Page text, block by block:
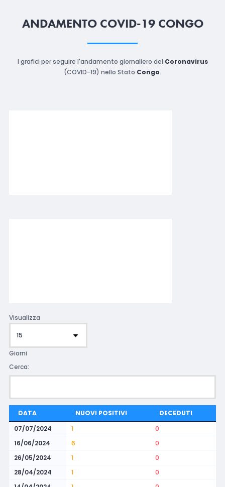
ANDAMENTO COVID-19 CONGO
I grafici per seguire l'andamento giornaliero del Coronavirus
(COVID-19) nello Stato Congo.
Visualizza
Giorni
Cerca:
DATA NUOVI POSITIVI
DECEDUTI
07/07/2024
1
0
16/06/2024
6
0
26/05/2024
1
0
28/04/2024
1
0